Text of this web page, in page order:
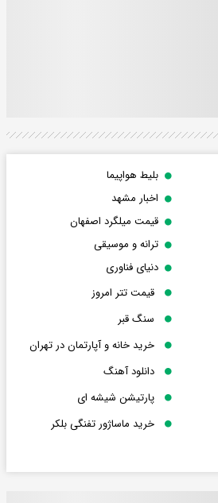
بلیط هواپیما
اخبار مشهد
قیمت میلگرد اصفهان
ترانه و موسیقی
دنیای فناوری
قیمت تتر امروز
سنگ قبر
خرید خانه و آپارتمان در تهران
دانلود آهنگ
پارتیشن شیشه ای
خرید ماساژور تفنگی بلکر